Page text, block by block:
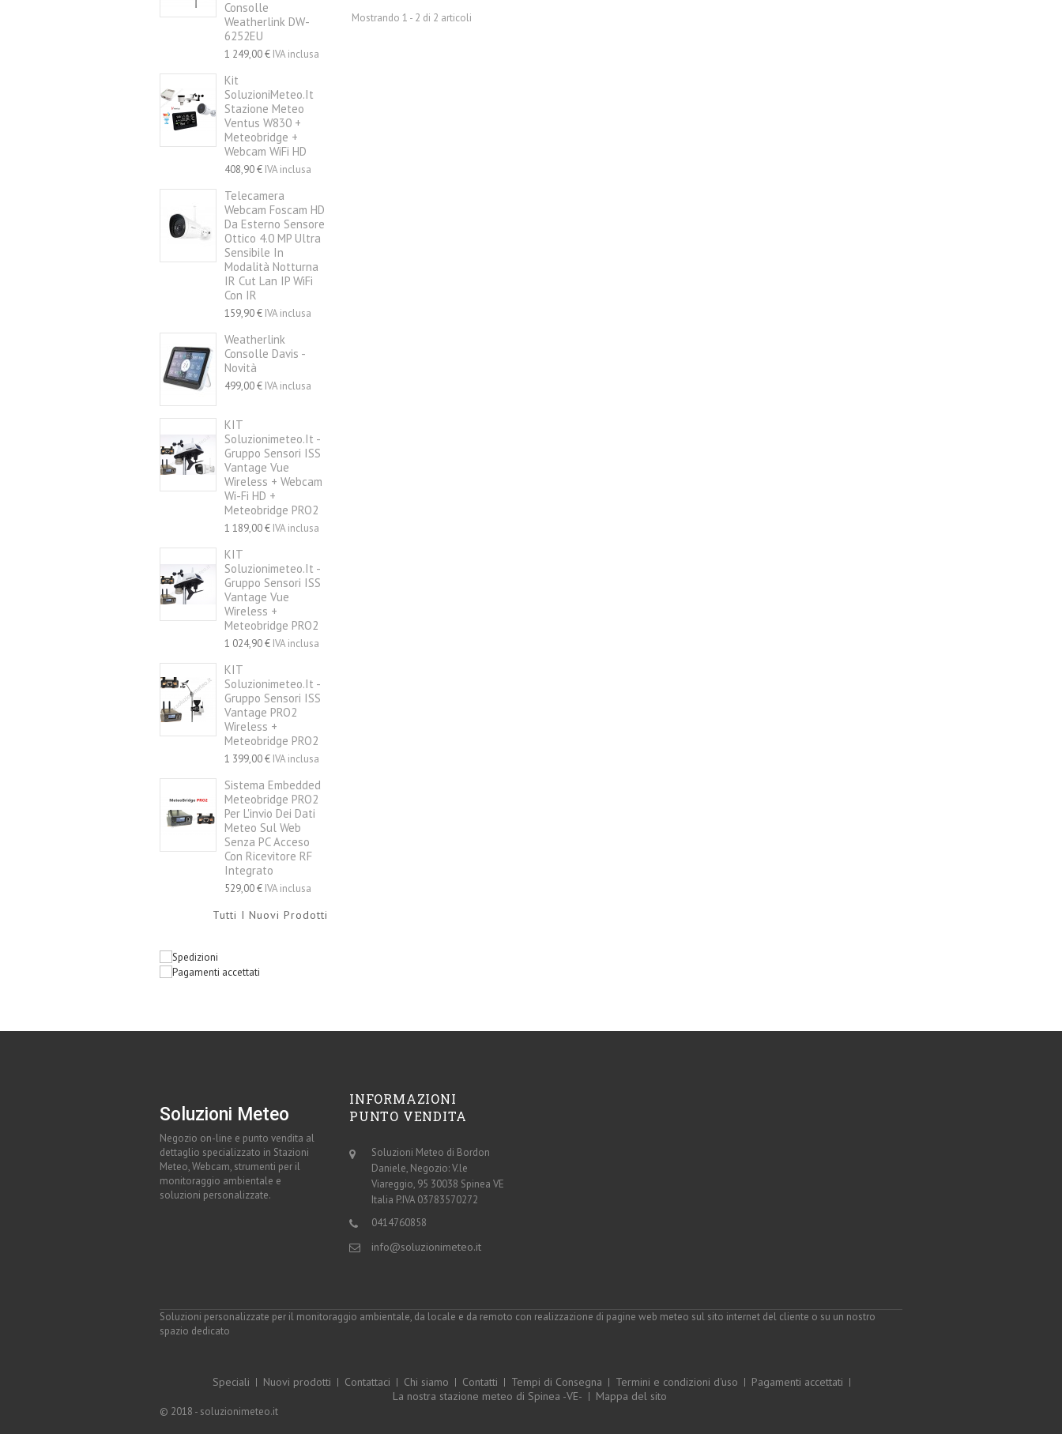
Consolle
Weatherlink DW-
6252EU
1 249,00 € IVA inclusa
Kit
SoluzioniMeteo.it
Stazione Meteo
Ventus W830 +
Meteobridge +
Webcam WiFi HD
408,90 € IVA inclusa
Telecamera
Webcam Foscam HD
Da Esterno Sensore
Ottico 4.0 MP Ultra
Sensibile In
Modalità Notturna
IR Cut Lan IP WiFi
Con IR
159,90 € IVA inclusa
Weatherlink
Consolle Davis -
Novità
499,00 € IVA inclusa
KIT
Soluzionimeteo.it -
Gruppo Sensori ISS
Vantage Vue
Wireless + Webcam
Wi-Fi HD +
Meteobridge PRO2
1 189,00 € IVA inclusa
KIT
Soluzionimeteo.it -
Gruppo Sensori ISS
Vantage Vue
Wireless +
Meteobridge PRO2
1 024,90 € IVA inclusa
KIT
Soluzionimeteo.it -
Gruppo Sensori ISS
Vantage PRO2
Wireless +
Meteobridge PRO2
1 399,00 € IVA inclusa
Sistema Embedded
Meteobridge PRO2
Per L'invio Dei Dati
Meteo Sul Web
Senza PC Acceso
Con Ricevitore RF
Integrato
529,00 € IVA inclusa
Tutti I Nuovi Prodotti
Mostrando 1 - 2 di 2 articoli
Soluzioni Meteo
Negozio on-line e punto vendita al
dettaglio specializzato in Stazioni
Meteo, Webcam, strumenti per il
monitoraggio ambientale e
soluzioni personalizzate.
INFORMAZIONI
PUNTO VENDITA
Soluzioni Meteo di Bordon
Daniele, Negozio: V.le
Viareggio, 95 30038 Spinea VE
Italia P.IVA 03783570272
0414760858
info@soluzionimeteo.it
Soluzioni personalizzate per il monitoraggio ambientale, da locale e da remoto con realizzazione di pagine web meteo sul sito internet del cliente o su un nostro
spazio dedicato
Speciali Nuovi prodotti Contattaci Chi siamo Contatti Tempi di Consegna Termini e condizioni d'uso
Pagamenti accettati
La nostra stazione meteo di Spinea -VE-
Mappa del sito
© 2018 - soluzionimeteo.it